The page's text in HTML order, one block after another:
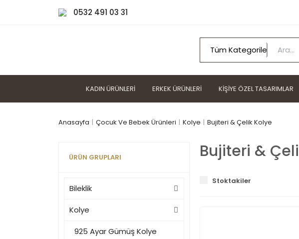
0532 491 03 31
KADIN ÜRÜNLERI ERKEK ÜRÜNLERI KIŞIYE ÖZEL TASARIMLAR
Anasayfa Çocuk Ve Bebek Ürünleri Kolye Bujiteri & Çelik Kolye
ÜRÜN GRUPLARI
Bileklik
Kolye
925 Ayar Gümüş Kolye
Bujiteri &
Stoktakiler